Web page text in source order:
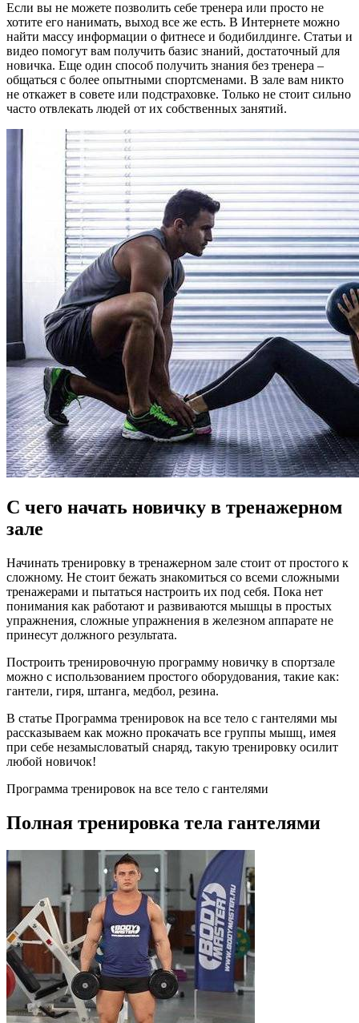
Если вы не можете позволить себе тренера или просто не
хотите его нанимать, выход все же есть. В Интернете можно
найти массу информации о фитнесе и бодибилдинге. Статьи и
видео помогут вам получить базис знаний, достаточный для
новичка. Еще один способ получить знания без тренера –
общаться с более опытными спортсменами. В зале вам никто
не откажет в совете или подстраховке. Только не стоит сильно
часто отвлекать людей от их собственных занятий.
С чего начать новичку в тренажерном
зале
Начинать тренировку в тренажерном зале стоит от простого к
сложному. Не стоит бежать знакомиться со всеми сложными
тренажерами и пытаться настроить их под себя. Пока нет
понимания как работают и развиваются мышцы в простых
упражнения, сложные упражнения в железном аппарате не
принесут должного результата.
Построить тренировочную программу новичку в спортзале
можно с использованием простого оборудования, такие как:
гантели, гиря, штанга, медбол, резина.
В статье Программа тренировок на все тело с гантелями мы
рассказываем как можно прокачать все группы мышц, имея
при себе незамысловатый снаряд, такую тренировку осилит
любой новичок!
Программа тренировок на все тело с гантелями
Полная тренировка тела гантелями